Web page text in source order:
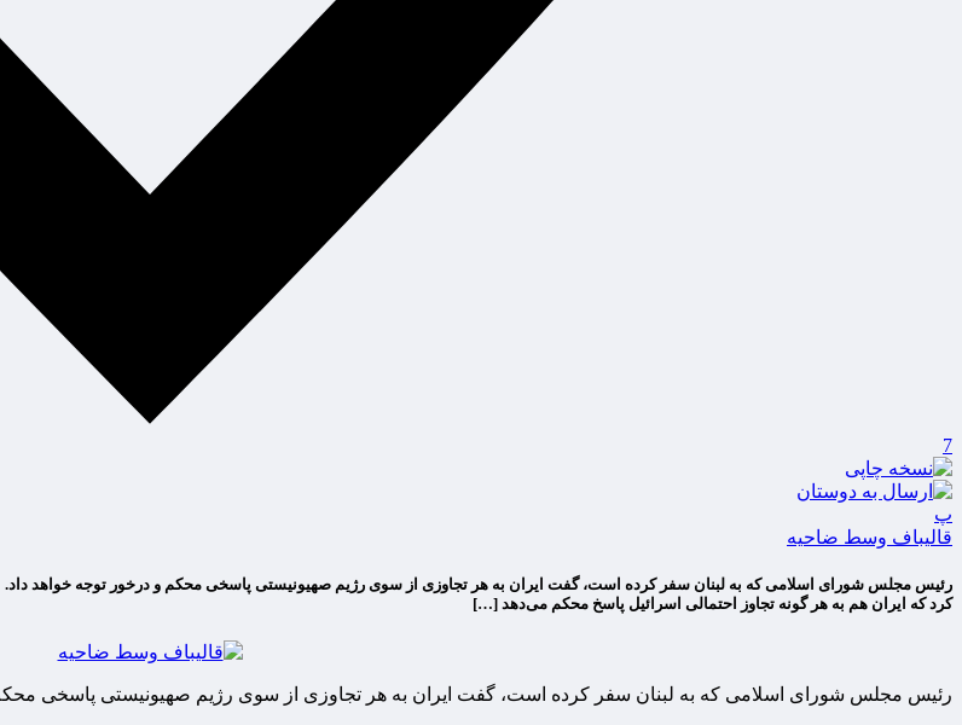
7
پ
قالیباف وسط ضاحیه
رئیس مجلس شورای اسلامی که به لبنان سفر کرده است، گفت ایران به هر تجاوزی از سوی رژیم صهیونیستی پاسخی محکم و درخور توجه خواهد
کرد که ایران هم به هر گونه تجاوز احتمالی اسرائیل پاسخ محکم می‌دهد […]
رئیس مجلس شورای اسلامی که به لبنان سفر کرده است، گفت ایران به هر تجاوزی از سوی رژیم صهیونیستی پاسخی